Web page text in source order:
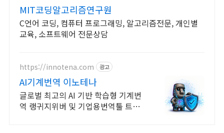
MIT코딩알고리즘연구원
C언어 코딩, 컴퓨터 프로그래밍, 알고리즘전문, 개인별
교육, 소프트웨어 전문상담
https://innotena.com 광고
AI기계번역 이노테나
글로벌 최고의 AI 기반 학습형 기계번
역 랭귀지위버 및 기업용번역툴 트라